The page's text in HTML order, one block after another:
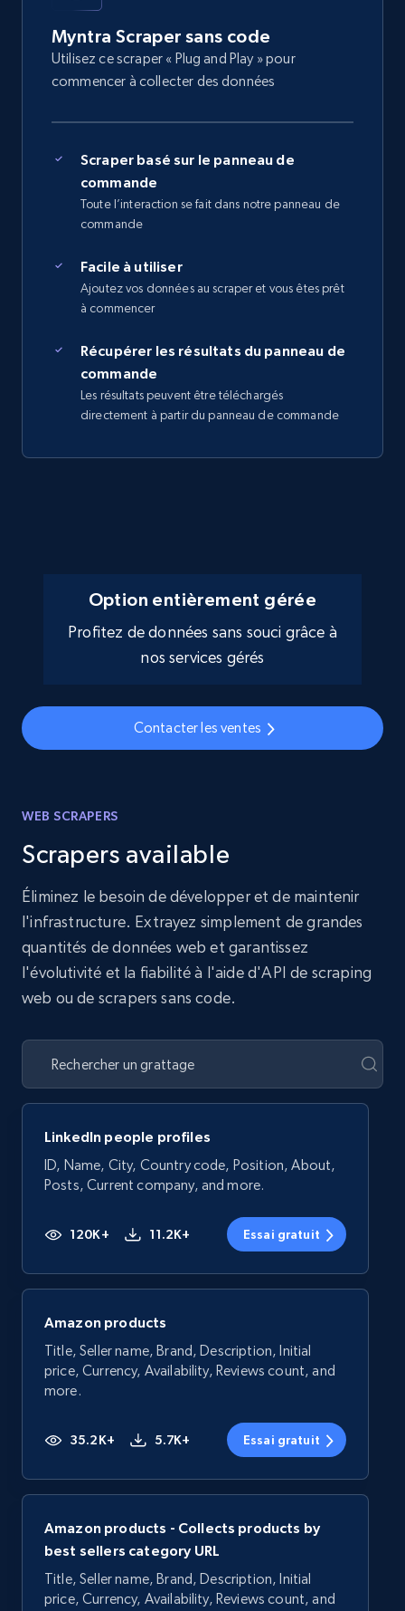
Myntra Scraper sans code
Utilisez ce scraper « Plug and Play » pour
commencer à collecter des données
Scraper basé sur le panneau de
commande
Toute l’interaction se fait dans notre panneau de
commande
Facile à utiliser
Ajoutez vos données au scraper et vous êtes prêt
à commencer
Récupérer les résultats du panneau de
commande
Les résultats peuvent être téléchargés
directement à partir du panneau de commande
Option entièrement gérée
Profitez de données sans souci grâce à
nos services gérés
Contacter les ventes
WEB SCRAPERS
Scrapers available
Éliminez le besoin de développer et de maintenir
l'infrastructure. Extrayez simplement de grandes
quantités de données web et garantissez
l'évolutivité et la fiabilité à l'aide d'API de scraping
web ou de scrapers sans code.
LinkedIn people profiles
ID, Name, City, Country code, Position, About,
Posts, Current company, and more.
120K+ 11.2K+ Essai gratuit
Amazon products
Title, Seller name, Brand, Description, Initial
price, Currency, Availability, Reviews count, and
more.
35.2K+ 5.7K+ Essai gratuit
Amazon products - Collects products by
best sellers category URL
Title, Seller name, Brand, Description, Initial
price, Currency, Availability, Reviews count, and